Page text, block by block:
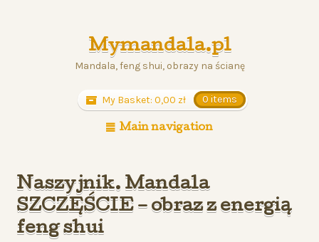
Mymandala.pl
Mandala, feng shui, obrazy na ścianę
My Basket: 0,00 zł 0 items
Main navigation
Naszyjnik. Mandala
SZCZĘŚCIE – obraz z energią
feng shui